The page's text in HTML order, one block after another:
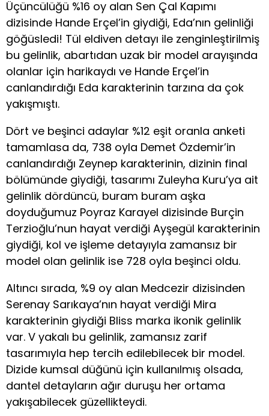
Üçüncülüğü %16 oy alan Sen Çal Kapımı
dizisinde Hande Erçel’in giydiği, Eda’nın gelinliği
göğüsledi! Tül eldiven detayı ile zenginleştirilmiş
bu gelinlik, abartıdan uzak bir model arayışında
olanlar için harikaydı ve Hande Erçel’in
canlandırdığı Eda karakterinin tarzına da çok
yakışmıştı.
Dört ve beşinci adaylar %12 eşit oranla anketi
tamamlasa da, 738 oyla Demet Özdemir’in
canlandırdığı Zeynep karakterinin, dizinin final
bölümünde giydiği, tasarımı Zuleyha Kuru’ya ait
gelinlik dördüncü, buram buram aşka
doyduğumuz Poyraz Karayel dizisinde Burçin
Terzioğlu’nun hayat verdiği Ayşegül karakterinin
giydiği, kol ve işleme detayıyla zamansız bir
model olan gelinlik ise 728 oyla beşinci oldu.
Altıncı sırada, %9 oy alan Medcezir dizisinden
Serenay Sarıkaya’nın hayat verdiği Mira
karakterinin giydiği Bliss marka ikonik gelinlik
var. V yakalı bu gelinlik, zamansız zarif
tasarımıyla hep tercih edilebilecek bir model.
Dizide kumsal düğünü için kullanılmış olsada,
dantel detayların ağır duruşu her ortama
yakışabilecek güzellikteydi.